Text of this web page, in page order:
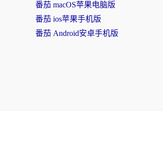
番茄 macOS苹果电脑版
番茄 ios苹果手机版
番茄 Android安卓手机版